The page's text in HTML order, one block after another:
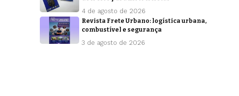
4 de agosto de 2026
Revista Frete Urbano: logística urbana,
combustível e segurança
3 de agosto de 2026